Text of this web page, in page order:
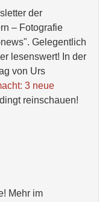
der
– Fotografie
Gelegentlich
lesenswert! In der
von Urs
3 neue
reinschauen!
Mehr im